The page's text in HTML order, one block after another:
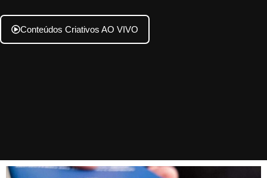
Conteúdos Criativos AO VIVO